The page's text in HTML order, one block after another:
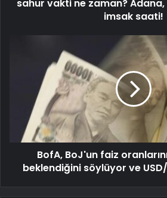
sahur vakti ne zaman?
imsak saati!
BofA, BoJ'un faiz
beklendiğini söylüyor ve